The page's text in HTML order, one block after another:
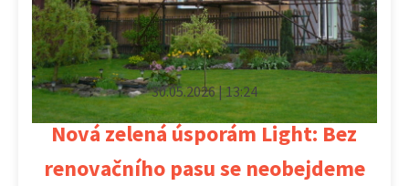
30.05.2026 | 13:24
Nová zelená úsporám Light: Bez
renovačního pasu se neobejdeme